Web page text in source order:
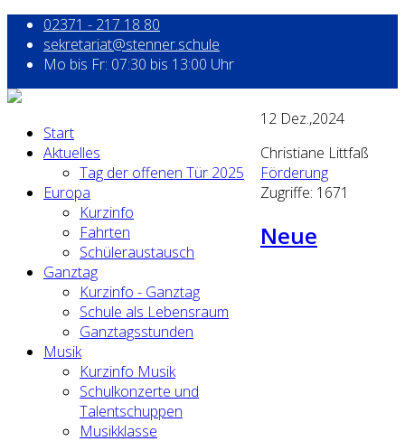
02371 - 217 18 80
sekretariat@stenner.schule
Mo bis Fr: 07:30 bis 13:00 Uhr
Start
Aktuelles
Tag der offenen Tür 2025
Europa
Kurzinfo
Fahrten
Schüleraustausch
Ganztag
Kurzinfo - Ganztag
Schule als Lebensraum
Ganztagsstunden
Musik
Kurzinfo Musik
Schulkonzerte und
Talentschuppen
Musikklasse
12 Dez.,2024
Christiane Littfaß
Förderung
Zugriffe: 1671
Neue